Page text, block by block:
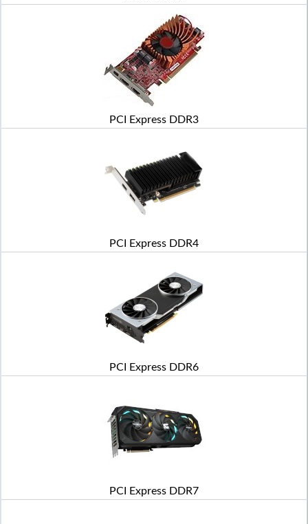
PCI Express DDR3
PCI Express DDR4
PCI Express DDR6
PCI Express DDR7